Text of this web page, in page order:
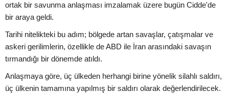
ortak bir savunma anlaşması imzalamak üzere bugün Cidde'de
bir araya geldi.
Tarihi nitelikteki bu adım; bölgede artan savaşlar, çatışmalar ve
askeri gerilimlerin, özellikle de ABD ile İran arasındaki savaşın
tırmandığı bir dönemde atıldı.
Anlaşmaya göre, üç ülkeden herhangi birine yönelik silahlı saldırı,
üç ülkenin tamamına yapılmış bir saldırı olarak değerlendirilecek.